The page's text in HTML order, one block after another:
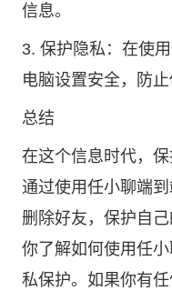
信息。
3. 保护隐私：在使
电脑设置安全，防
总结
在这个信息时代，保
通过使用任小聊端
删除好友，保护自
你了解如何使用任
私保护。如果你有任